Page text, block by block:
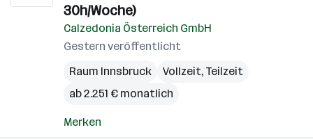
30h/Woche)
Calzedonia Österreich GmbH
Gestern veröffentlicht
Raum Innsbruck
Vollzeit, Teilzeit
ab 2.251 € monatlich
Merken